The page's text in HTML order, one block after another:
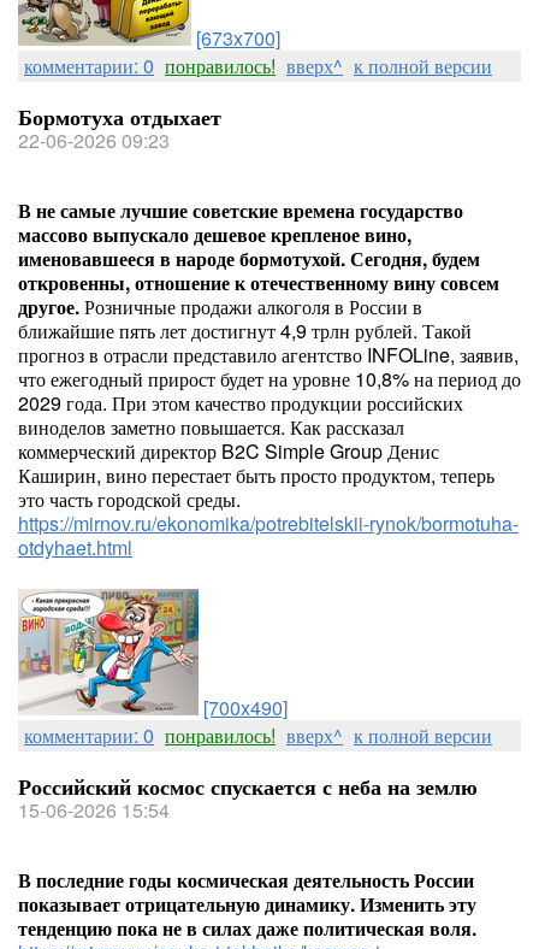
[673x700]
комментарии: 0 понравилось! вверх^ к полной версии
Бормотуха отдыхает
22-06-2026 09:23
В не самые лучшие советские времена государство
массово выпускало дешевое крепленое вино,
именовавшееся в народе бормотухой. Сегодня, будем
откровенны, отношение к отечественному вину совсем
другое.Розничные продажи алкоголя в России в
ближайшие пять лет достигнут 4,9 трлн рублей. Такой
прогноз в отрасли представило агентство INFOLine, заявив,
что ежегодный прирост будет на уровне 10,8% на период до
2029 года. При этом качество продукции российских
виноделов заметно повышается. Как рассказал
коммерческий директор B2C Simple Group Денис
Каширин, вино перестает быть просто продуктом, теперь
это часть городской среды.
https://mirnov.ru/ekonomika/potrebitelskii-rynok/bormotuha-
otdyhaet.html
[700x490]
комментарии: 0 понравилось! вверх^ к полной версии
Российский космос спускается с неба на землю
15-06-2026 15:54
В последние годы космическая деятельность России
показывает отрицательную динамику. Изменить эту
тенденцию пока не в силах даже политическая воля.